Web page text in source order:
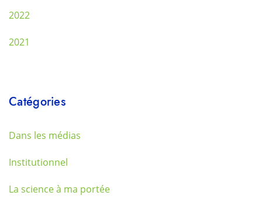
2022
2021
Catégories
Dans les médias
Institutionnel
La science à ma portée